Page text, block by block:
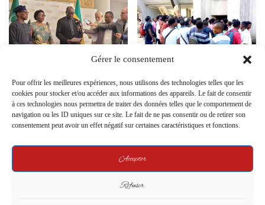
Gérer le consentement
Pour offrir les meilleures expériences, nous utilisons des technologies telles que les
cookies pour stocker et/ou accéder aux informations des appareils. Le fait de consentir
à ces technologies nous permettra de traiter des données telles que le comportement de
navigation ou les ID uniques sur ce site. Le fait de ne pas consentir ou de retirer son
consentement peut avoir un effet négatif sur certaines caractéristiques et fonctions.
Accepter
Refuser
officiellement l’Union Africaine :
une victoire diplomatique
majeure
30 April 2025
Étudiants Gabonais à l’Étranger
: un Système en Détresse
18 March 2024
Leave a Reply
Your email address will not be published. Required fields are marked